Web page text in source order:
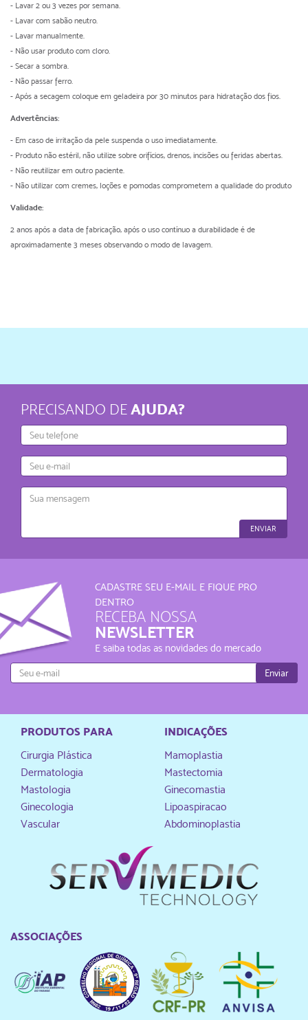
- Lavar 2 ou 3 vezes por semana.
- Lavar com sabão neutro.
- Lavar manualmente.
- Não usar produto com cloro.
- Secar a sombra.
- Não passar ferro.
- Após a secagem coloque em geladeira por 30 minutos para hidratação dos fios.
Advertências:
- Em caso de irritação da pele suspenda o uso imediatamente.
- Produto não estéril, não utilize sobre orifícios, drenos, incisões ou feridas abertas.
- Não reutilizar em outro paciente.
- Não utilizar com cremes, loções e pomodas comprometem a qualidade do produto
Validade:
2 anos após a data de fabricação, após o uso contínuo a durabilidade é de
aproximadamente 3 meses observando o modo de lavagem.
PRECISANDO DE AJUDA?
Telefone
mail
Mensagem
ENVIAR
CADASTRE SEU E-MAIL E FIQUE PRO
DENTRO
RECEBA NOSSA
NEWSLETTER
E saiba todas as novidades do mercado
Enviar
PRODUTOS PARA
Cirurgia Plástica
Dermatologia
Mastologia
Ginecologia
Vascular
INDICAÇÕES
Mamoplastia
Mastectomia
Ginecomastia
Lipoaspiracao
Abdominoplastia
ASSOCIAÇÕES